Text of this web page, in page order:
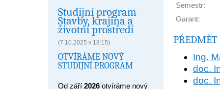
Studijní program
Stavby, krajina a
životní prostředí
(7.10.2025 v 18:15)
OTVÍRÁME NOVÝ
STUDIJNÍ PROGRAM
Od září 2026 otvíráme nový
Semestr:
Garant:
Ing.
doc.
doc.